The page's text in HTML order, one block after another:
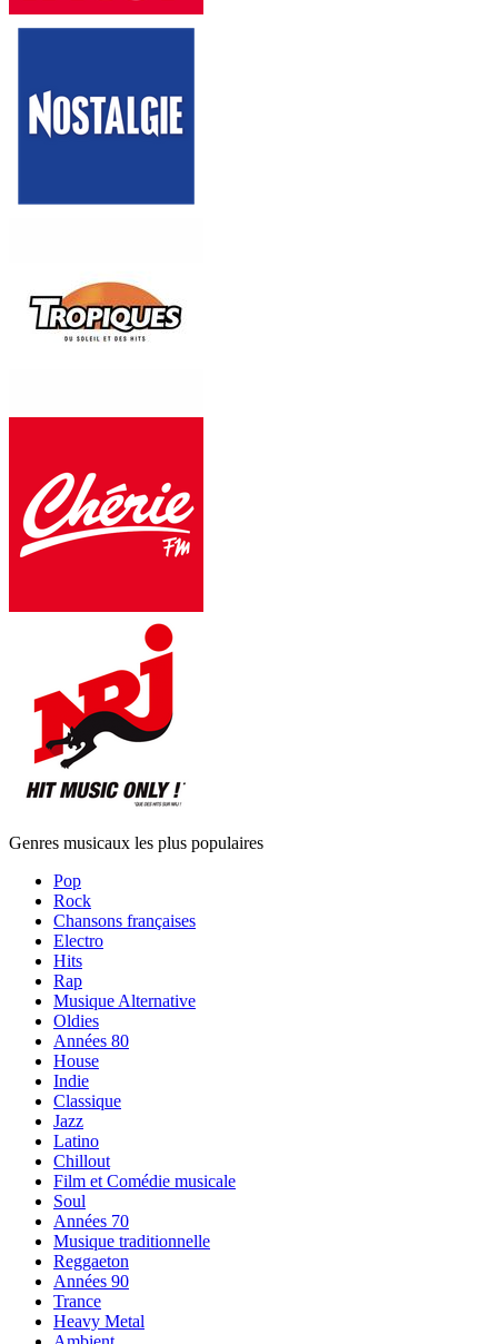
Genres musicaux les plus populaires
Pop
Rock
Chansons françaises
Electro
Hits
Rap
Musique Alternative
Oldies
Années 80
House
Indie
Classique
Jazz
Latino
Chillout
Film et Comédie musicale
Soul
Années 70
Musique traditionnelle
Reggaeton
Années 90
Trance
Heavy Metal